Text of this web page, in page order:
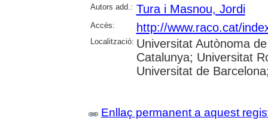
Autors add.: Tura i Masnou, Jordi
Accés: http://www.raco.cat/
Localització: Universitat Autònoma
Catalunya; Universitat
Universitat de
Enllaç permanent a aquest